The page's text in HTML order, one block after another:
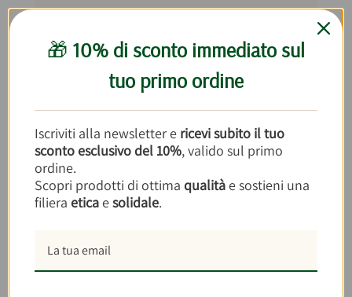
Crema Castagna E Cacao 240g
€3,90 €3,32
🎁 10% di sconto immediato sul
tuo primo ordine
Iscriviti alla newsletter e ricevi subito il tuo
sconto esclusivo del 10%, valido sul primo
ordine.
Scopri prodotti di ottima qualità e sostieni una
filiera etica esolidale.